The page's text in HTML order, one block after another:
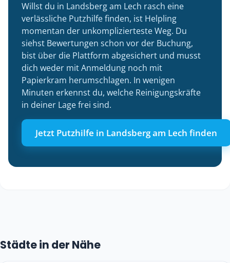
Willst du in Landsberg am Lech rasch eine
verlässliche Putzhilfe finden, ist Helpling
momentan der unkomplizierteste Weg. Du
siehst Bewertungen schon vor der Buchung,
bist über die Plattform abgesichert und musst
dich weder mit Anmeldung noch mit
Papierkram herumschlagen. In wenigen
Minuten erkennst du, welche Reinigungskräfte
in deiner Lage frei sind.
Jetzt Putzhilfe in Landsberg am Lech finden
Städte in der Nähe